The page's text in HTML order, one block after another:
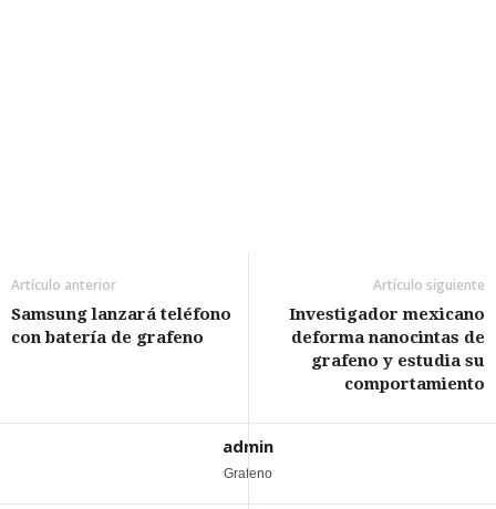
Artículo anterior
Samsung lanzará teléfono
con batería de grafeno
Artículo siguiente
Investigador mexicano
deforma nanocintas de
grafeno y estudia su
comportamiento
admin
Grafeno